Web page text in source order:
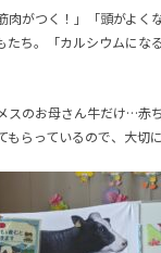
肉がつく！」「頭がよ
たち。「カルシウムにな
スのお母さん牛だけ…赤
らっているので、大切